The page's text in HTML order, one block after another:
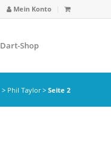
Mein Konto
Dart-Shop
> Phil Taylor> Seite 2